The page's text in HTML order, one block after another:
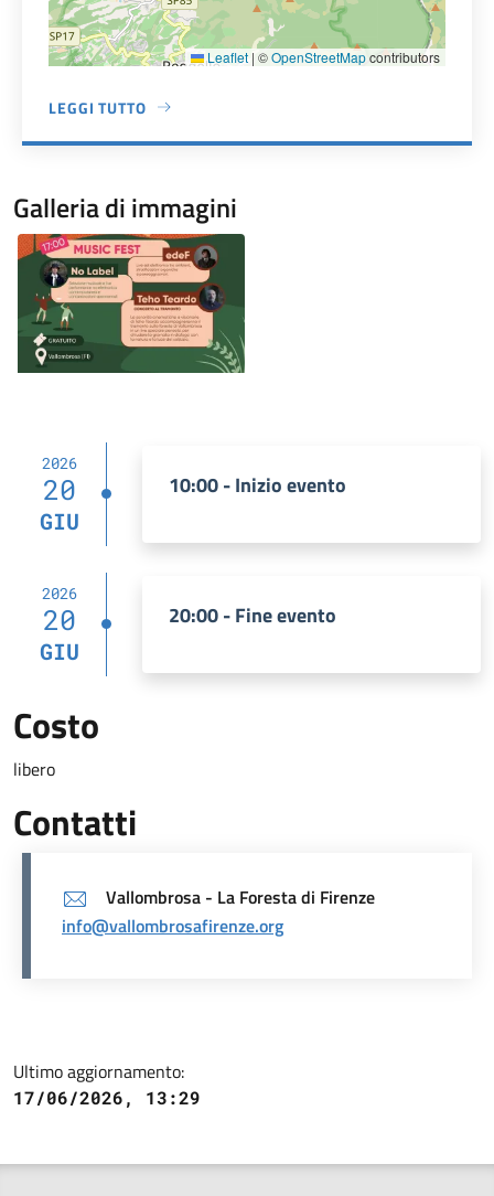
Leaflet | ©OpenStreetMapcontributors
LEGGI TUTTO
A PROPOSITO DI VALLOMBROSA
Galleria di immagini
Image
2026
20
GIU
10:00 - Inizio evento
2026
20
GIU
20:00 - Fine evento
Costo
libero
Contatti
Vallombrosa - La Foresta di Firenze
info@vallombrosafirenze.org
Ultimo aggiornamento:
17/06/2026, 13:29